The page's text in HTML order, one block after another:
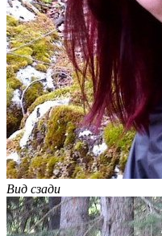
Вид сзади